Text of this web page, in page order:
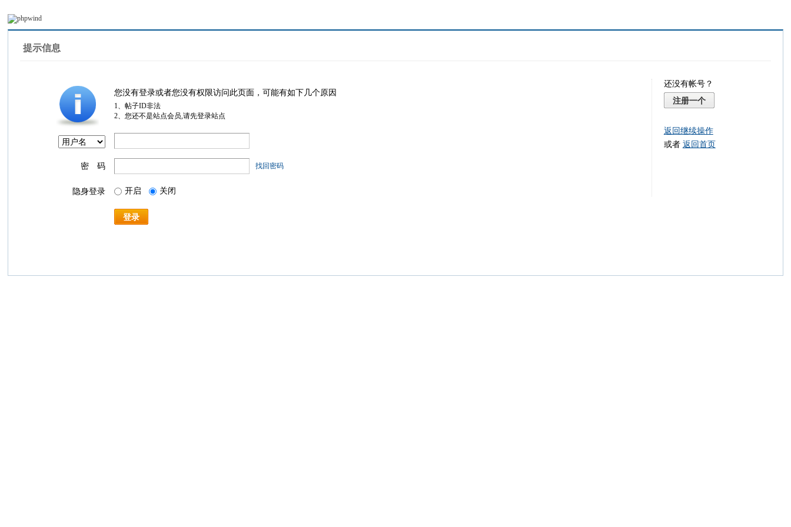
提示信息
您没有登录或者您没有权限访问此页面，可能有如下几个原因
1、帖子ID非法
2、您还不是站点会员,请先登录站点
密 码 找回密码
隐身登录 开启 关闭
登录
还没有帐号？
注册一个
返回继续操作
或者 返回首页